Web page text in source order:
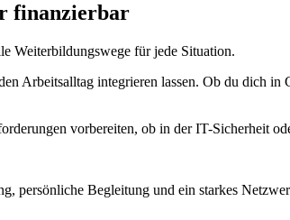
finanzierbar
Weiterbildungswege für jede Situation.
Arbeitsalltag integrieren lassen. Ob du dich
vorbereiten, ob in der IT-Sicherheit
persönliche Begleitung und ein starkes